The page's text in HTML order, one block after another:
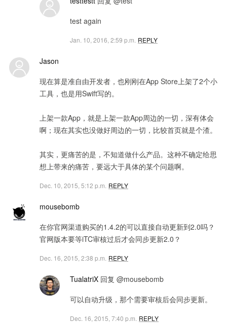
test again
Jan. 10, 2016, 2:59 p.m. REPLY
Jason
现在算是准自由开发者，也刚刚在App Store上架了2个小
工具，也是用Swift写的。
上架一款App，就是上架一款App周边的一切，深有体会
啊；现在其实也没做好周边的一切，比较首页就是个渣。
其实，更痛苦的是，不知道做什么产品。这种不确定给思
想上带来的痛苦，要远大于具体的某个问题啊。
Dec. 10, 2015, 5:12 p.m. REPLY
mousebomb
在你官网渠道购买的1.4.2的可以直接自动更新到2.0吗？
官网版本要等iTC审核过后才会同步更新2.0？
Dec. 16, 2015, 2:38 p.m. REPLY
TualatriX 回复 @mousebomb
可以自动升级，那个需要审核后会同步更新。
Dec. 16, 2015, 7:40 p.m. REPLY